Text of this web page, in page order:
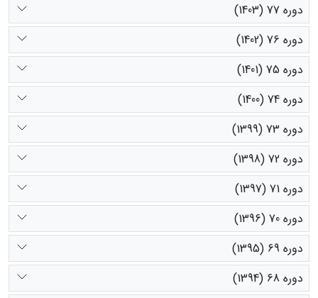
دوره 77 (1403)
دوره 76 (1402)
دوره 75 (1401)
دوره 74 (1400)
دوره 73 (1399)
دوره 72 (1398)
دوره 71 (1397)
دوره 70 (1396)
دوره 69 (1395)
دوره 68 (1394)